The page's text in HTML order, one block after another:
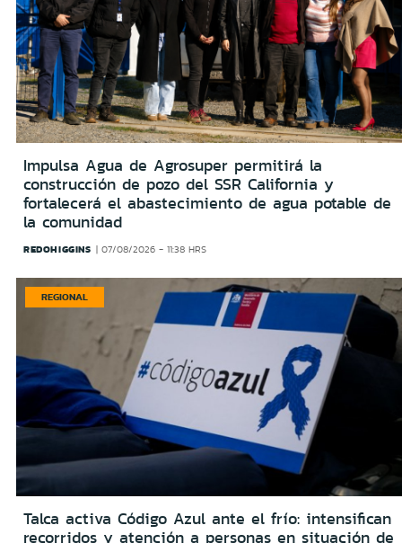
Impulsa Agua de Agrosuper permitirá la
construcción de pozo del SSR California y
fortalecerá el abastecimiento de agua potable de
la comunidad
REDOHIGGINS 07/08/2026 - 11:38 HRS
REGIONAL
Talca activa Código Azul ante el frío: intensifican
recorridos y atención a personas en situación de